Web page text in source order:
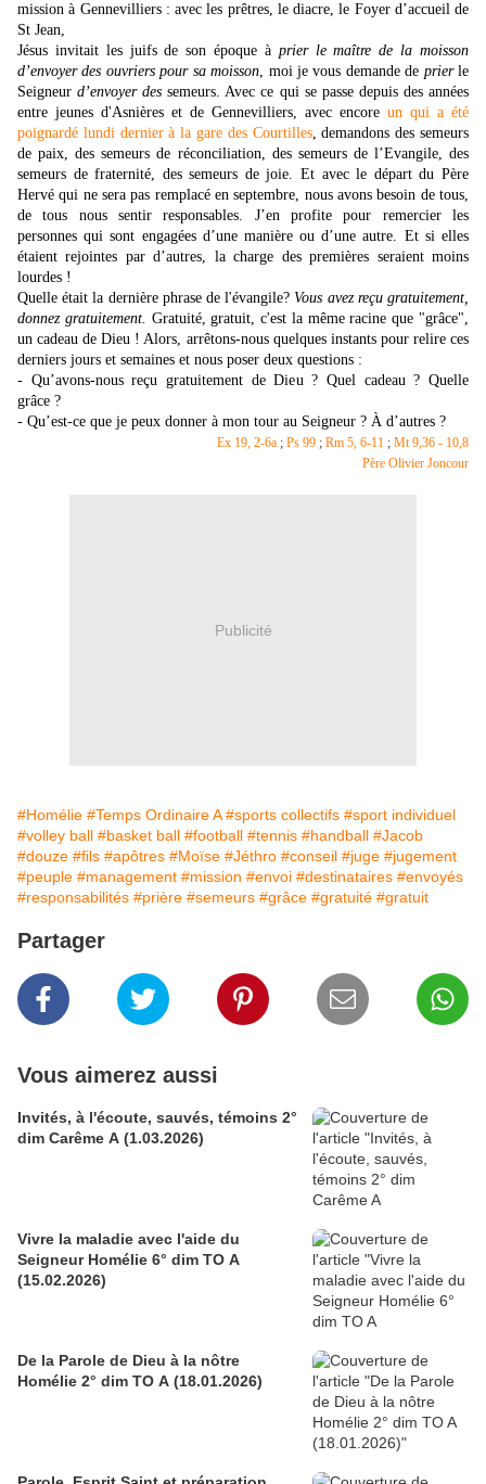
mission à Gennevilliers : avec les prêtres, le diacre, le Foyer d’accueil de
St Jean,
Jésus invitait les juifs de son époque à prier le maître de la moisson
d’envoyer des ouvriers pour sa moisson, moi je vous demande de prierle
Seigneurd’envoyer dessemeurs. Avec ce qui se passe depuis des années
entre jeunes d'Asnières et de Gennevilliers, avec encore un qui a été
poignardé lundi dernier à la gare des Courtilles, demandons des semeurs
de paix, des semeurs de réconciliation, des semeurs de l’Evangile, des
semeurs de fraternité, des semeurs de joie. Et avec le départ du Père
Hervé qui ne sera pas remplacé en septembre, nous avons besoin de tous,
de tous nous sentir responsables. J’en profite pour remercier les
personnes qui sont engagées d’une manière ou d’une autre. Et si elles
étaient rejointes par d’autres, la charge des premières seraient moins
lourdes !
Quelle était la dernière phrase de l'évangile? Vous avez reçu gratuitement,
donnez gratuitement. Gratuité, gratuit, c'est la même racine que "grâce",
un cadeau de Dieu ! Alors, arrêtons-nous quelques instants pour relire ces
derniers jours et semaines et nous poser deux questions :
- Qu’avons-nous reçu gratuitement de Dieu ? Quel cadeau ? Quelle
grâce ?
- Qu’est-ce que je peux donner à mon tour au Seigneur ? À d’autres ?
Ex 19, 2-6a ; Ps 99 ; Rm 5, 6-11 ; Mt 9,36 - 10,8
Père Olivier Joncour
Publicité
#Homélie #Temps Ordinaire A #sports collectifs #sport individuel
#volley ball #basket ball #football #tennis #handball #Jacob
#douze #fils #apôtres #Moïse #Jéthro #conseil #juge #jugement
#peuple #management #mission #envoi #destinataires #envoyés
#responsabilités #prière #semeurs #grâce #gratuité #gratuit
Partager
Vous aimerez aussi
Invités, à l'écoute, sauvés, témoins 2°
dim Carême A (1.03.2026)
Vivre la maladie avec l'aide du
Seigneur Homélie 6° dim TO A
(15.02.2026)
De la Parole de Dieu à la nôtre
Homélie 2° dim TO A (18.01.2026)